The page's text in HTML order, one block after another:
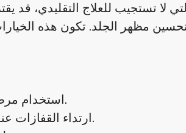
لا تستجيب للعلاج التقليدي، قد
وتحسين مظهر الجلد. تكون هذه
استخدام مرطبات قوية يوميًا، خاصة بعد غسل الجلد أو الاستحمام.
ارتداء القفازات عند التعامل مع الماء أو المواد الكيميائية لفترات طويلة.